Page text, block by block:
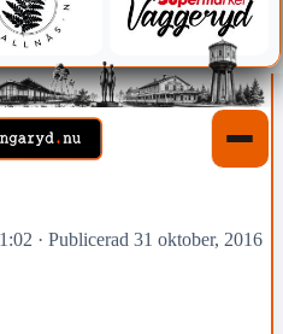
· Publicerad 31 oktober, 2016